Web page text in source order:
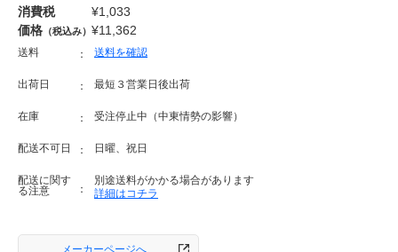
消費税 ¥1,033
価格 （税込み） ¥11,362
送料 送料を確認
出荷日 最短３営業日後出荷
在庫 受注停止中（中東情勢の影響）
配送不可日 日曜、祝日
配送に関す
る注意
別途送料がかかる場合があります
詳細はコチラ
メーカーページへ